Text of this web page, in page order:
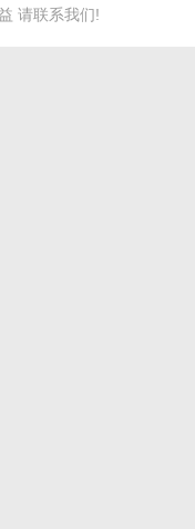
请联系我们!